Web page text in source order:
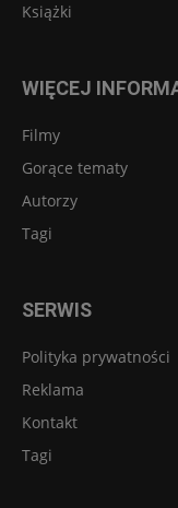
Książki
WIĘCEJ
Filmy
Gorące tematy
Autorzy
Tagi
SERWIS
Polityka prywatności
Reklama
Kontakt
Tagi